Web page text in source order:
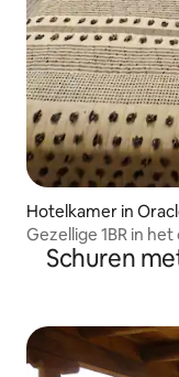
Hotelkamer in
Gezellige 1BR in
Schuren